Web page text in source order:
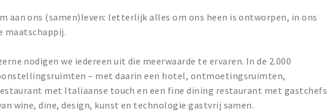
aan ons (samen)leven: letterlijk alles om ons heen is ontworpen, in ons
maatschappij.
nodigen we iedereen uit die meerwaarde te ervaren. In de 2.000
– met daarin een hotel, ontmoetingsruimten,
met Italiaanse touch en een fine dining restaurant met gastchefs
wine, dine, design, kunst en technologie gastvrij samen.